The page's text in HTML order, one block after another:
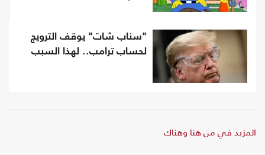
"سناب شات" يوقف الترويج
لحساب ترامب.. لهذا السبب
المزيد في من هنا وهناك